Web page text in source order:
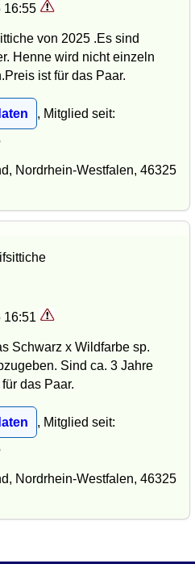
16:55
von 2025 .Es sind
Henne wird nicht einzeln
ist für das Paar.
, Mitglied seit:
Nordrhein-Westfalen, 46325
16:51
Schwarz x Wildfarbe sp.
Sind ca. 3 Jahre
das Paar.
, Mitglied seit:
Nordrhein-Westfalen, 46325